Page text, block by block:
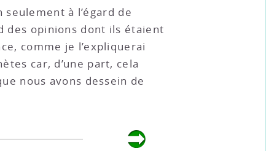
à l’égard de
des opinions dont ils étaient
comme je l’expliquerai
car, d’une part, cela
nous avons dessein de